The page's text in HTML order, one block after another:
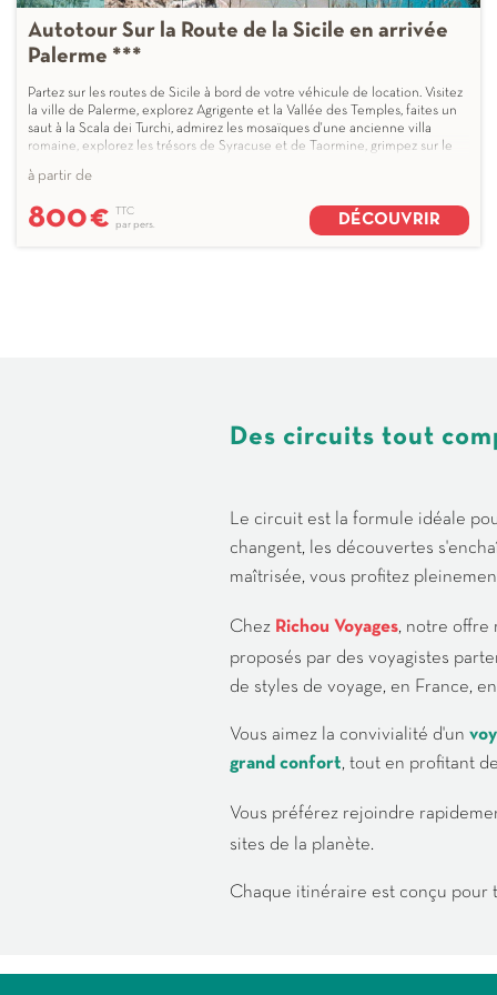
Autotour Sur la Route de la Sicile en arrivée
Palerme ***
Partez sur les routes de Sicile à bord de votre véhicule de location. Visitez
la ville de Palerme, explorez Agrigente et la Vallée des Temples, faites un
saut à la Scala dei Turchi, admirez les mosaïques d'une ancienne villa
romaine, explorez les trésors de Syracuse et de Taormine, grimpez sur le
à partir de
800€
TTC
par pers.
DÉCOUVRIR
Des circuits tout
Le circuit est la formule idéale
changent, les découvertes
maîtrisée, vous profitez
Chez Richou Voyages, notre offre
proposés par des voyagistes
de styles de voyage, en France,
Vous aimez la convivialité d'un
grand confort, tout en profitant
Vous préférez rejoindre
sites de la planète.
Chaque itinéraire est conçu pour